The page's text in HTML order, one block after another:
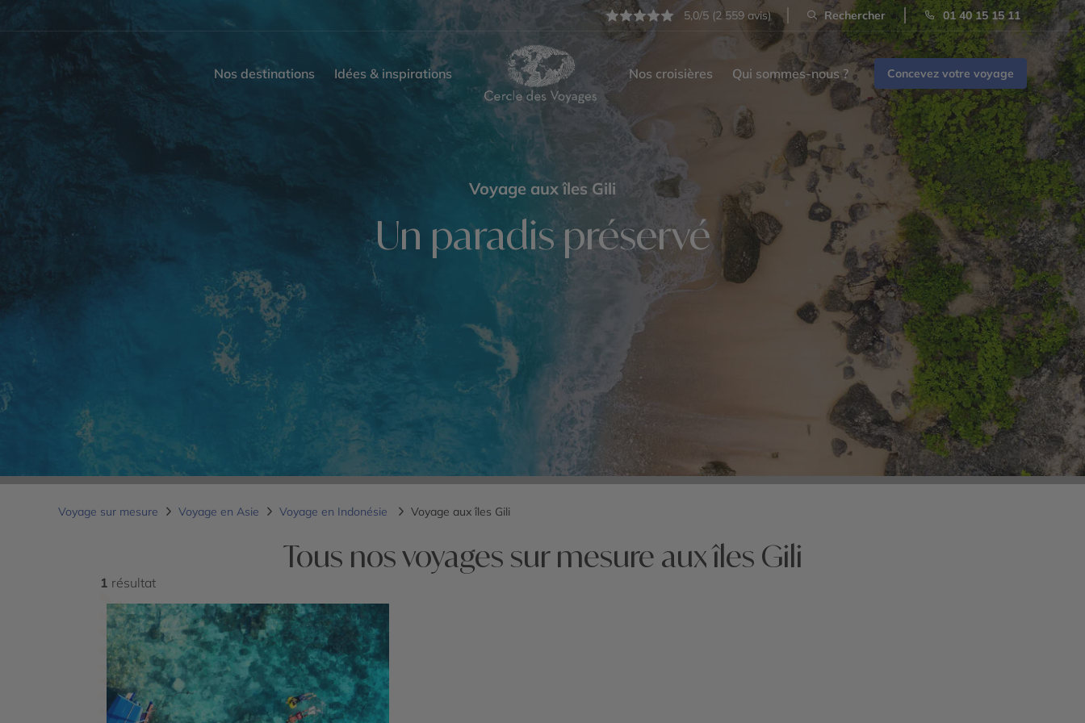
5,0/5 (2 559 avis) Rechercher 01 40 15 15 11
Nos destinations Idées & inspirations Nos croisières Qui sommes-nous ? Concevez votre voyage
Voyage aux îles Gili
Un paradis préservé
Voyage sur mesure Voyage en Asie Voyage en Indonésie Voyage aux îles Gili
Tous nos voyages sur mesure aux îles Gili
1 résultat